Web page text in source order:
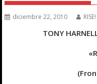
diciembre 22, 2010 RISE!
TONY